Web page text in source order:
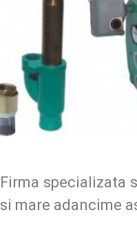
Firma specializata
si mare adancime